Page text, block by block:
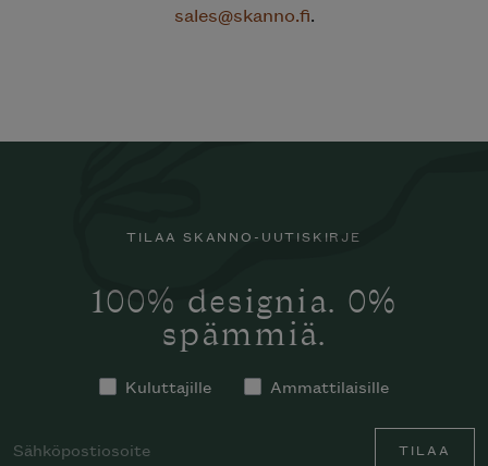
sales@skanno.fi.
TILAA SKANNO-UUTISKIRJE
100% designia. 0%
spämmiä.
Kuluttajille Ammattilaisille
TILAA